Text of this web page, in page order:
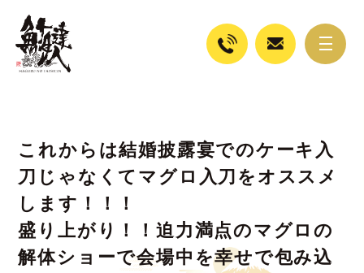
これからは結婚披露宴でのケーキ入
刀じゃなくてマグロ入刀をオススメ
します！！！
盛り上がり！！迫力満点のマグロの
解体ショーで会場中を幸せで包み込